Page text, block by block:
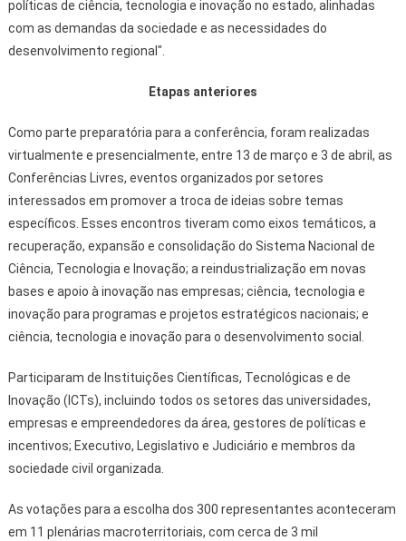
políticas de ciência, tecnologia e inovação no estado, alinhadas
com as demandas da sociedade e as necessidades do
desenvolvimento regional".
Etapas anteriores
Como parte preparatória para a conferência, foram realizadas
virtualmente e presencialmente, entre 13 de março e 3 de abril, as
Conferências Livres, eventos organizados por setores
interessados em promover a troca de ideias sobre temas
específicos. Esses encontros tiveram como eixos temáticos, a
recuperação, expansão e consolidação do Sistema Nacional de
Ciência, Tecnologia e Inovação; a reindustrialização em novas
bases e apoio à inovação nas empresas; ciência, tecnologia e
inovação para programas e projetos estratégicos nacionais; e
ciência, tecnologia e inovação para o desenvolvimento social.
Participaram de Instituições Científicas, Tecnológicas e de
Inovação (ICTs), incluindo todos os setores das universidades,
empresas e empreendedores da área, gestores de políticas e
incentivos; Executivo, Legislativo e Judiciário e membros da
sociedade civil organizada.
As votações para a escolha dos 300 representantes aconteceram
em 11 plenárias macroterritoriais, com cerca de 3 mil